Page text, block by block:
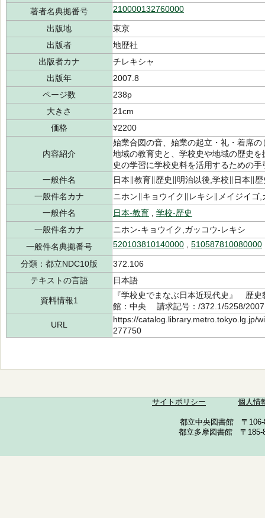
著者名典拠番号
210000132760000
出版地
東京
出版者
地歴社
出版者カナ
チレキシャ
出版年
2007.8
ページ数
238p
大きさ
21cm
価格
¥2200
内容紹介
始業合図の音、始業の起立・礼・着席
地域の教育史と、学校史や地域の歴史
史の学習に学校史料を活用するための手
一般件名
日本∥教育∥歴史∥明治以後,学校∥日本∥
一般件名カナ
ニホン∥キョウイク∥レキシ∥メイジイゴ
一般件名
日本-教育
学校-歴史
一般件名カナ
ニホン-キョウイク,ガッコウ-レキシ
一般件名典拠番号
520103810140000 510587810080000
分類：都立NDC10版
372.106
テキストの言語
日本語
資料情報1
『学校史でまなぶ日本近現代史』 歴
館：中央 請求記号：/372.1/5258/
URL
https://catalog.library.metro.tokyo.lg.jp/
277750
サイトポリシー 個人情
都立中央図書館 〒
都立多摩図書館 〒185-